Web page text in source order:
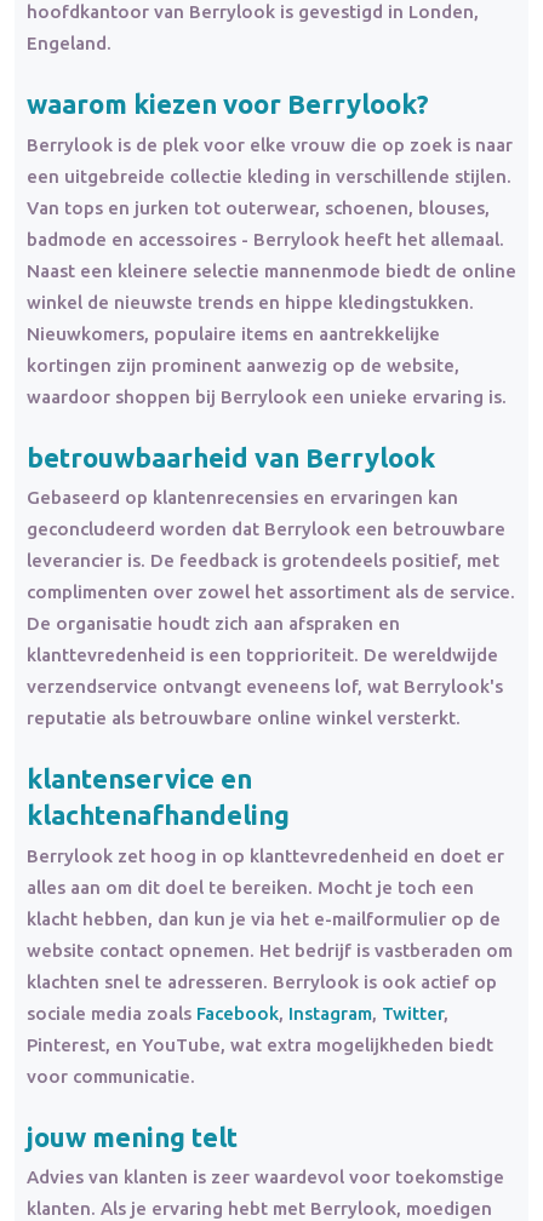
hoofdkantoor van Berrylook is gevestigd in Londen,
Engeland.
waarom kiezen voor Berrylook?
Berrylook is de plek voor elke vrouw die op zoek is naar
een uitgebreide collectie kleding in verschillende stijlen.
Van tops en jurken tot outerwear, schoenen, blouses,
badmode en accessoires - Berrylook heeft het allemaal.
Naast een kleinere selectie mannenmode biedt de online
winkel de nieuwste trends en hippe kledingstukken.
Nieuwkomers, populaire items en aantrekkelijke
kortingen zijn prominent aanwezig op de website,
waardoor shoppen bij Berrylook een unieke ervaring is.
betrouwbaarheid van Berrylook
Gebaseerd op klantenrecensies en ervaringen kan
geconcludeerd worden dat Berrylook een betrouwbare
leverancier is. De feedback is grotendeels positief, met
complimenten over zowel het assortiment als de service.
De organisatie houdt zich aan afspraken en
klanttevredenheid is een topprioriteit. De wereldwijde
verzendservice ontvangt eveneens lof, wat Berrylook's
reputatie als betrouwbare online winkel versterkt.
klantenservice en
klachtenafhandeling
Berrylook zet hoog in op klanttevredenheid en doet er
alles aan om dit doel te bereiken. Mocht je toch een
klacht hebben, dan kun je via het e-mailformulier op de
website contact opnemen. Het bedrijf is vastberaden om
klachten snel te adresseren. Berrylook is ook actief op
sociale media zoals Facebook, Instagram, Twitter,
Pinterest, en YouTube, wat extra mogelijkheden biedt
voor communicatie.
jouw mening telt
Advies van klanten is zeer waardevol voor toekomstige
klanten. Als je ervaring hebt met Berrylook, moedigen